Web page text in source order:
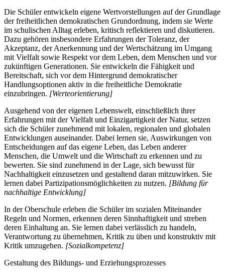
Die Schüler entwickeln eigene Wertvorstellungen auf der Grundlage
der freiheitlichen demokratischen Grundordnung, indem sie Werte
im schulischen Alltag erleben, kritisch reflektieren und diskutieren.
Dazu gehören insbesondere Erfahrungen der Toleranz, der
Akzeptanz, der Anerkennung und der Wertschätzung im Umgang
mit Vielfalt sowie Respekt vor dem Leben, dem Menschen und vor
zukünftigen Generationen. Sie entwickeln die Fähigkeit und
Bereitschaft, sich vor dem Hintergrund demokratischer
Handlungsoptionen aktiv in die freiheitliche Demokratie
einzubringen. [Werteorientierung]
Ausgehend von der eigenen Lebenswelt, einschließlich ihrer
Erfahrungen mit der Vielfalt und Einzigartigkeit der Natur, setzen
sich die Schüler zunehmend mit lokalen, regionalen und globalen
Entwicklungen auseinander. Dabei lernen sie, Auswirkungen von
Entscheidungen auf das eigene Leben, das Leben anderer
Menschen, die Umwelt und die Wirtschaft zu erkennen und zu
bewerten. Sie sind zunehmend in der Lage, sich bewusst für
Nachhaltigkeit einzusetzen und gestaltend daran mitzuwirken. Sie
lernen dabei Partizipationsmöglichkeiten zu nutzen. [Bildung für
nachhaltige Entwicklung]
In der Oberschule erleben die Schüler im sozialen Miteinander
Regeln und Normen, erkennen deren Sinnhaftigkeit und streben
deren Einhaltung an. Sie lernen dabei verlässlich zu handeln,
Verantwortung zu übernehmen, Kritik zu üben und konstruktiv mit
Kritik umzugehen. [Sozialkompetenz]
Gestaltung des Bildungs- und Erziehungsprozesses